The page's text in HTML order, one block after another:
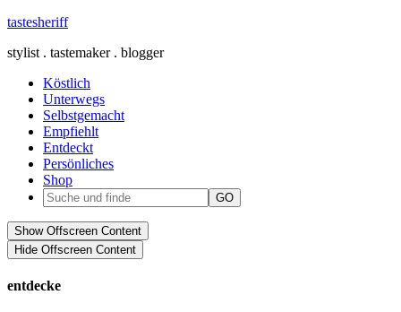
tastesheriff
stylist . tastemaker . blogger
Köstlich
Unterwegs
Selbstgemacht
Empfiehlt
Entdeckt
Persönliches
Shop
Show Offscreen Content
Hide Offscreen Content
entdecke